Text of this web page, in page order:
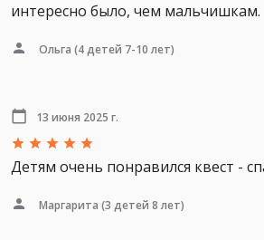
интересно было, чем мальчишкам.
Ольга (4 детей 7-10 лет)
13 июня 2025 г.
Детям очень понравился квест -
Маргарита (3 детей 8 лет)